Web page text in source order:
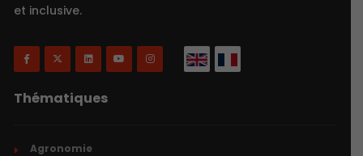
et inclusive.
Thématiques
Agronomie